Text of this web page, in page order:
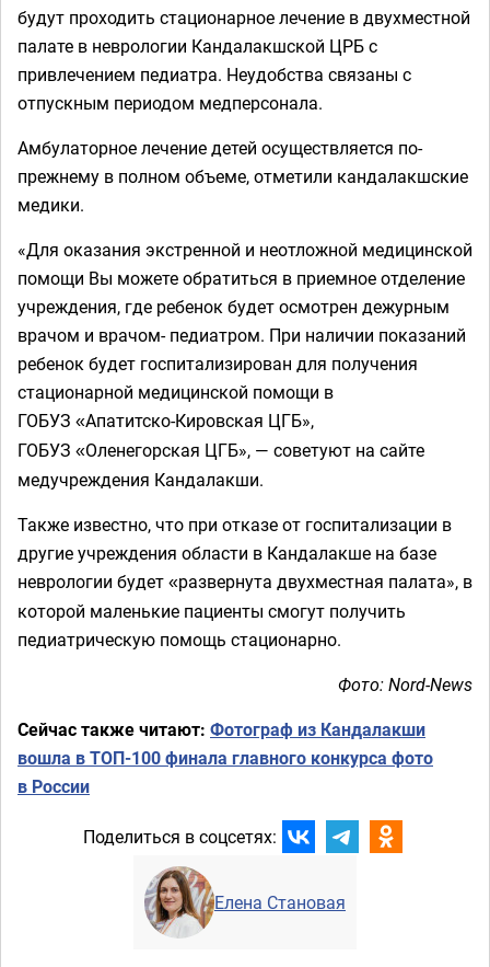
будут проходить стационарное лечение в двухместной
палате в неврологии Кандалакшской ЦРБ с
привлечением педиатра. Неудобства связаны с
отпускным периодом медперсонала.
Амбулаторное лечение детей осуществляется по-
прежнему в полном объеме, отметили кандалакшские
медики.
«Для оказания экстренной и неотложной медицинской
помощи Вы можете обратиться в приемное отделение
учреждения, где ребенок будет осмотрен дежурным
врачом и врачом- педиатром. При наличии показаний
ребенок будет госпитализирован для получения
стационарной медицинской помощи в
ГОБУЗ «Апатитско-Кировская ЦГБ»,
ГОБУЗ «Оленегорская ЦГБ», — советуют на сайте
медучреждения Кандалакши.
Также известно, что при отказе от госпитализации в
другие учреждения области в Кандалакше на базе
неврологии будет «развернута двухместная палата», в
которой маленькие пациенты смогут получить
педиатрическую помощь стационарно.
Фото: Nord-News
Сейчас также читают: Фотограф из Кандалакши
вошла в ТОП-100 финала главного конкурса фото
в России
Поделиться в соцсетях:
Елена Становая